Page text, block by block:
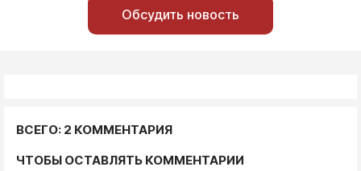
Обсудить новость
ВСЕГО: 2 КОММЕНТАРИЯ
ЧТОБЫ ОСТАВЛЯТЬ КОММЕНТАРИИ